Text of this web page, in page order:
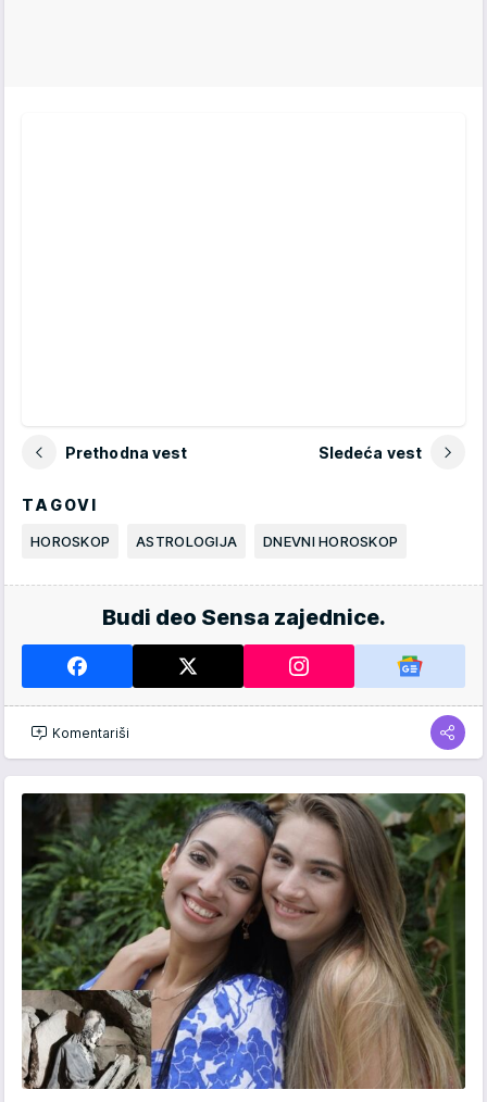
Prethodna vest Sledeća vest
TAGOVI
HOROSKOP ASTROLOGIJA DNEVNI HOROSKOP
Budi deo Sensa zajednice.
Komentariši